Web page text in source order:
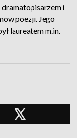
dramatopisarzem i
poezji. Jego
laureatem m.in.